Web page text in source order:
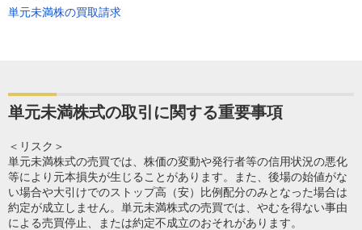
単元未満株の買取請求
単元未満株式の取引に関する重要事項
＜リスク＞
単元未満株式の売買では、株価の変動や発行者等の信用状況の悪化
等により元本損失が生じることがあります。また、後場の始値がな
い場合や大引けでのストップ高（安）比例配分のみとなった場合は
約定が成立しません。単元未満株式の売買では、やむを得ない事由
による売買停止、または約定不成立のおそれがあります。